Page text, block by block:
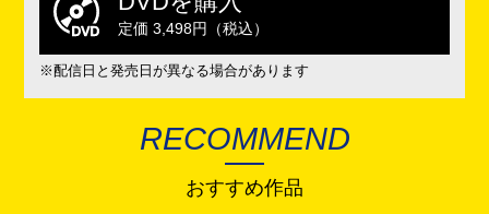
定価 3,498円（税込）
※配信日と発売日が異なる場合があります
RECOMMEND
おすすめ作品